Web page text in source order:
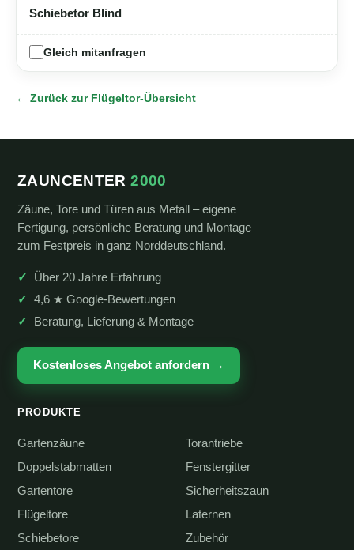
Schiebetor Blind
Gleich mitanfragen
← Zurück zur Flügeltor-Übersicht
ZAUNCENTER2000
Zäune, Tore und Türen aus Metall – eigene
Fertigung, persönliche Beratung und Montage
zum Festpreis in ganz Norddeutschland.
Über 20 Jahre Erfahrung
4,6 ★ Google-Bewertungen
Beratung, Lieferung & Montage
Kostenloses Angebot anfordern →
PRODUKTE
Gartenzäune
Doppelstabmatten
Gartentore
Flügeltore
Schiebetore
Torantriebe
Fenstergitter
Sicherheitszaun
Laternen
Zubehör